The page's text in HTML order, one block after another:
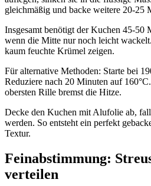
gleichmäßig und backe weitere 20-25
Insgesamt benötigt der Kuchen 45-50
wenn die Mitte nur noch leicht
kaum feuchte Krümel zeigen.
Für alternative Methoden: Starte bei
Reduziere nach 20 Minuten auf
obersten Rille bremst die Hitze.
Decke den Kuchen mit Alufolie ab,
werden. So entsteht ein perfekt
Textur.
Feinabstimmung:
verteilen